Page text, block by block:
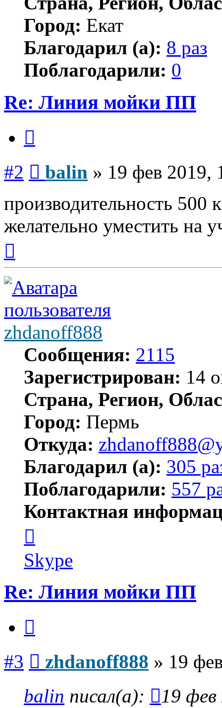
Город: Екат
Благодарил (а): 8 раз
Поблагодарили: 0
Re: Линия мойки ПП
#2 balin » 19 фев 2019,
производительность 500
желательно уместить на
началу
zhdanoff888
Сообщения: 2115
Зарегистрирован: 14
Страна, Регион,
Город: Пермь
Откуда:
Благодарил (а): 305
Поблагодарили: 557
Контактная
пользователя
zhdanoff888
Skype
Re: Линия мойки ПП
#3 zhdanoff888 » 19
balin писал(а):
19